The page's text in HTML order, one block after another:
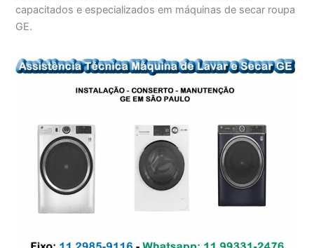
capacitados e especializados em máquinas de secar roupa
GE.